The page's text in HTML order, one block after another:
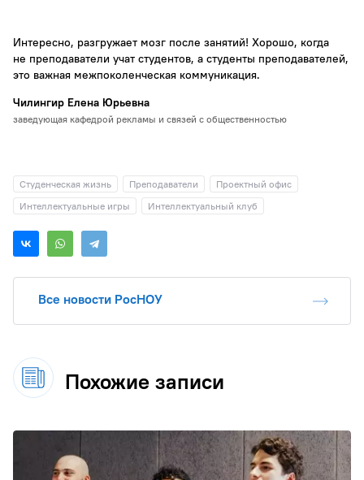
Интересно, разгружает мозг после занятий! Хорошо, когда
не преподаватели учат студентов, а студенты преподавателей,
это важная межпоколенческая коммуникация.
Чилингир Елена Юрьевна
заведующая кафедрой рекламы и связей с общественностью
Студенческая жизнь Преподаватели
Проектный офис
Интеллектуальные игры
Интеллектуальный клуб
Все новости РосНОУ
Похожие записи